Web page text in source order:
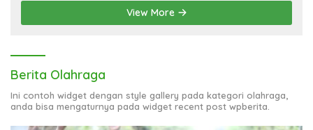
View More
Berita Olahraga
Ini contoh widget dengan style gallery pada kategori olahraga,
anda bisa mengaturnya pada widget recent post wpberita.